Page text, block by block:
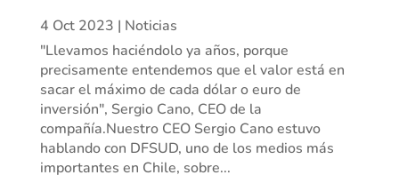
4 Oct 2023 | Noticias
"Llevamos haciéndolo ya años, porque
precisamente entendemos que el valor está en
sacar el máximo de cada dólar o euro de
inversión", Sergio Cano, CEO de la
compañía.Nuestro CEO Sergio Cano estuvo
hablando con DFSUD, uno de los medios más
importantes en Chile, sobre...